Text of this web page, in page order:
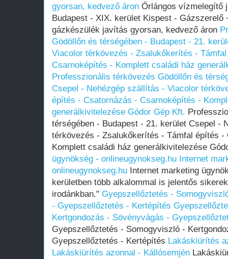
gyorsan, kedvező áron Őrlángos vízmelegítő
Budapest - XIX. kerület Kispest - Gázszerelő
gázkészülék javítás gyorsan, kedvező áron
Gödöllőn és térségében - Budapest - 21.
Viacolor térkövezés - Zsalukőkerítés -
Csarnoképítés - Komplett családi ház
Professzionális térkövezés Gödöllőn és
Csepel - Nehézgép szállítás - Viacolor
építés - Csatornázás - Csarnoképítés -
generálkivitelezése Gódor Gép Kft.
térségében - Budapest - 21. kerület Csepel -
térkövezés - Zsalukőkerítés - Támfal építés
Komplett családi ház generálkivitelezése
ügynökség - onlineugynokseg.hu Internet
onlineugynokseg.hu Internet marketing
kerületben több alkalommal is jelentős
irodánkban." Gyepszellőztetés -
- Gyepszellőztetés - Kertépítés
Kertgondozás - Sövényvágás -
Gyepszellőztetés - Somogyviszló -
Gyepszellőztetés - Kertépítés Lakáskiürítés
Lakáskiürítés azonnal - Kállósemjén